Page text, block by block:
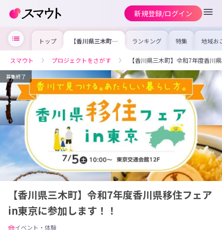
新規登録/ログイン
トップ 【香川県三木町】
令和7年度香川県
に参加します！！
ランキング 特集 地域お
の求
を集め
事内容
を比較
合った
けよう
スマウト プロジェクトをさがす 【香川県三木町】令和7年度香川
募集終了
【香川県三木町】令和7年度香川県移住フェア
in東京に参加します！！
イベント・体験